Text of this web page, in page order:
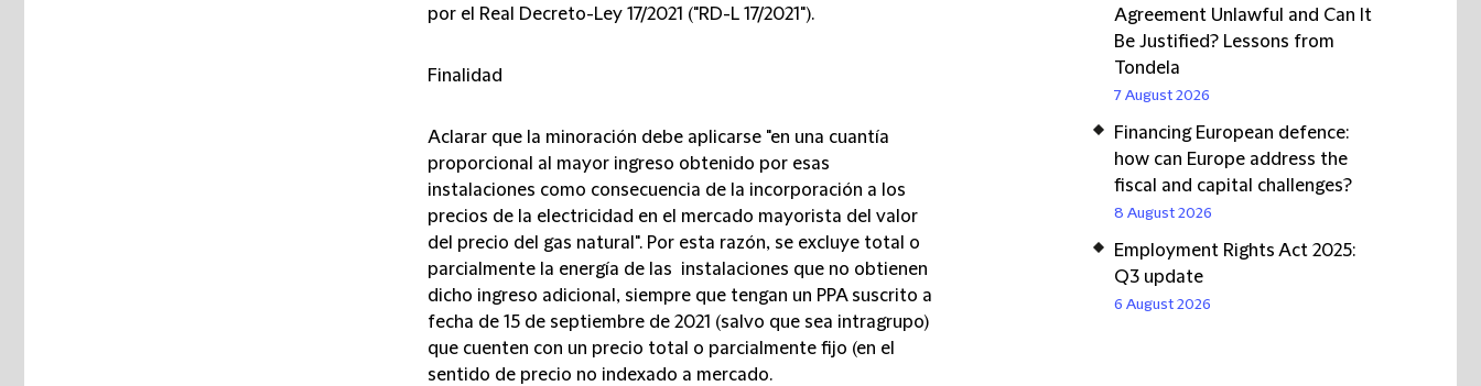
por el Real Decreto-Ley 17/2021 ("RD-L 17/2021").
Finalidad
Aclarar que la minoración debe aplicarse "en una cuantía
proporcional al mayor ingreso obtenido por esas
instalaciones como consecuencia de la incorporación a los
precios de la electricidad en el mercado mayorista del valor
del precio del gas natural". Por esta razón, se excluye total o
parcialmente la energía de las instalaciones que no obtienen
dicho ingreso adicional, siempre que tengan un PPA suscrito a
fecha de 15 de septiembre de 2021 (salvo que sea intragrupo)
que cuenten con un precio total o parcialmente fijo (en el
sentido de precio no indexado a mercado.
Agreement Unlawful and Can It
Be Justified? Lessons from
Tondela
7 August 2026
Financing European defence:
how can Europe address the
fiscal and capital challenges?
8 August 2026
Employment Rights Act 2025:
Q3 update
6 August 2026